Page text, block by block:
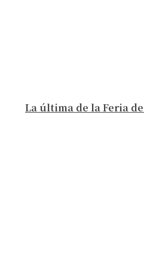
La última de la Feria